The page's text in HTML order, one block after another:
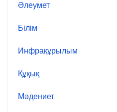
Әлеумет
Білім
Инфрақұрылым
Құқық
Мәдениет